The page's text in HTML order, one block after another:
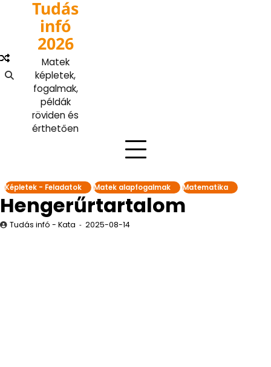
Tudás
infó
2026
Matek
képletek,
fogalmak,
példák
röviden és
érthetően
Képletek - Feladatok Matek alapfogalmak Matematika
Hengerűrtartalom
Tudás infó - Kata 2025-08-14